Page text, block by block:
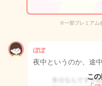
※一部プレミアム
ぼぼ
夜中というのか、途
こ